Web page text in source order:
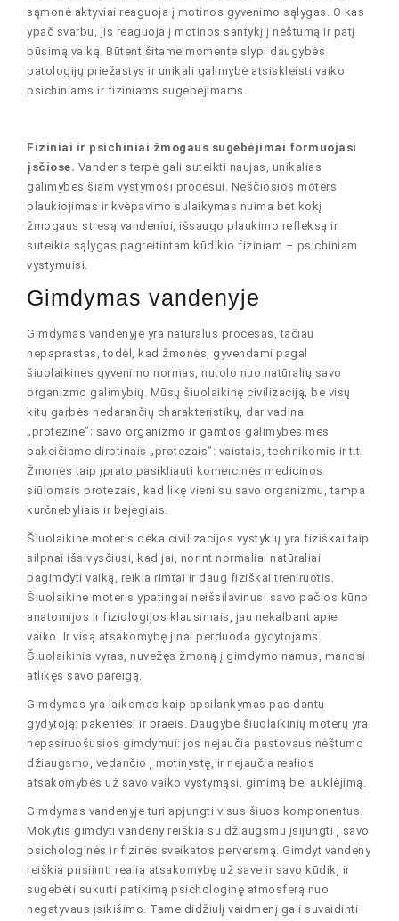
sąmonė aktyviai reaguoja į motinos gyvenimo sąlygas. O kas
ypač svarbu, jis reaguoja į motinos santykį į nėštumą ir patį
būsimą vaiką. Būtent šitame momente slypi daugybės
patologijų priežastys ir unikali galimybė atsiskleisti vaiko
psichiniams ir fiziniams sugebėjimams.
Fiziniai ir psichiniai žmogaus sugebėjimai formuojasi
įsčiose. Vandens terpė gali suteikti naujas, unikalias
galimybes šiam vystymosi procesui. Nėščiosios moters
plaukiojimas ir kvėpavimo sulaikymas nuima bet kokį
žmogaus stresą vandeniui, išsaugo plaukimo refleksą ir
suteikia sąlygas pagreitintam kūdikio fiziniam – psichiniam
vystymuisi.
Gimdymas vandenyje
Gimdymas vandenyje yra natūralus procesas, tačiau
nepaprastas, todėl, kad žmonės, gyvendami pagal
šiuolaikines gyvenimo normas, nutolo nuo natūralių savo
organizmo galimybių. Mūsų šiuolaikinę civilizaciją, be visų
kitų garbės nedarančių charakteristikų, dar vadina
„protezine”: savo organizmo ir gamtos galimybes mes
pakeičiame dirbtinais „protezais”: vaistais, technikomis ir t.t.
Žmonės taip įprato pasikliauti komercinės medicinos
siūlomais protezais, kad likę vieni su savo organizmu, tampa
kurčnebyliais ir bejėgiais.
Šiuolaikinė moteris dėka civilizacijos vystyklų yra fiziškai taip
silpnai išsivysčiusi, kad jai, norint normaliai natūraliai
pagimdyti vaiką, reikia rimtai ir daug fiziškai treniruotis.
Šiuolaikinė moteris ypatingai neišsilavinusi savo pačios kūno
anatomijos ir fiziologijos klausimais, jau nekalbant apie
vaiko. Ir visą atsakomybę jinai perduoda gydytojams.
Šiuolaikinis vyras, nuvežęs žmoną į gimdymo namus, manosi
atlikęs savo pareigą.
Gimdymas yra laikomas kaip apsilankymas pas dantų
gydytoją: pakentėsi ir praeis. Daugybė šiuolaikinių moterų yra
nepasiruošusios gimdymui: jos nejaučia pastovaus nėštumo
džiaugsmo, vedančio į motinystę, ir nejaučia realios
atsakomybės už savo vaiko vystymąsi, gimimą bei auklėjimą.
Gimdymas vandenyje turi apjungti visus šiuos komponentus.
Mokytis gimdyti vandeny reiškia su džiaugsmu įsijungti į savo
psichologinės ir fizinės sveikatos perversmą. Gimdyt vandeny
reiškia prisiimti realią atsakomybę už save ir savo kūdikį ir
sugebėti sukurti patikimą psichologinę atmosferą nuo
negatyvaus įsikišimo. Tame didžiulį vaidmenį gali suvaidinti